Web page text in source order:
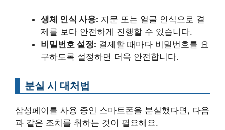
생체 인식 사용: 지문 또는 얼굴 인식으로 결
제를 보다 안전하게 진행할 수 있습니다.
비밀번호 설정: 결제할 때마다 비밀번호를 요
구하도록 설정하면 더욱 안전합니다.
분실 시 대처법
삼성페이를 사용 중인 스마트폰을 분실했다면, 다음
과 같은 조치를 취하는 것이 필요해요.